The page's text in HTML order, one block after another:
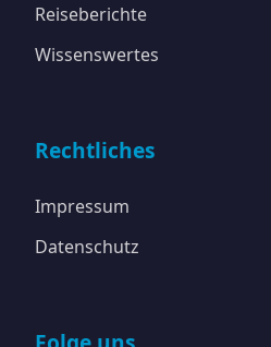
Reiseberichte
Wissenswertes
Rechtliches
Impressum
Datenschutz